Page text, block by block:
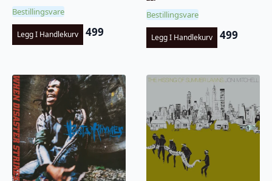
Bestillingsvare
Legg I Handlekurv 499
Bestillingsvare
Legg I Handlekurv 499